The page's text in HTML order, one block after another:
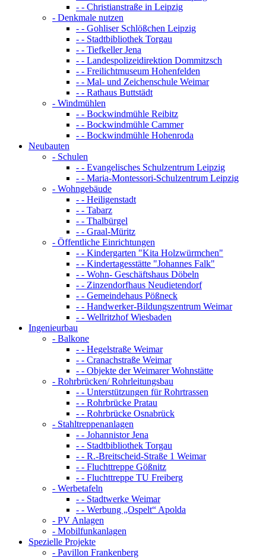
- - Christianstraße in Leipzig
- Denkmale nutzen
- - Gohliser Schlößchen Leipzig
- - Stadtbibliothek Torgau
- - Tiefkeller Jena
- - Landespolizeidirektion Dommitzsch
- - Freilichtmuseum Hohenfelden
- - Mal- und Zeichenschule Weimar
- - Rathaus Buttstädt
- Windmühlen
- - Bockwindmühle Reibitz
- - Bockwindmühle Cammer
- - Bockwindmühle Hohenroda
Neubauten
- Schulen
- - Evangelisches Schulzentrum Leipzig
- - Maria-Montessori-Schulzentrum Leipzig
- Wohngebäude
- - Heiligenstadt
- - Tabarz
- - Thalbürgel
- - Graal-Müritz
- Öffentliche Einrichtungen
- - Kindergarten "Kita Holzwürmchen"
- - Kindertagesstätte "Johannes Falk"
- - Wohn- Geschäftshaus Döbeln
- - Zinzendorfhaus Neudietendorf
- - Gemeindehaus Pößneck
- - Handwerker-Bildungszentrum Weimar
- - Wellritzhof Wiesbaden
Ingenieurbau
- Balkone
- - Hegelstraße Weimar
- - Cranachstraße Weimar
- - Objekte der Weimarer Wohnstätte
- Rohrbrücken/ Rohrleitungsbau
- - Unterstützungen für Rohrtrassen
- - Rohrbrücke Pratau
- - Rohrbrücke Osnabrück
- Stahltreppenanlagen
- - Johannistor Jena
- - Stadtbibliothek Torgau
- - R.-Breitscheid-Straße 1 Weimar
- - Fluchttreppe Gößnitz
- - Fluchttreppe TU Freiberg
- Werbetafeln
- - Stadtwerke Weimar
- - Werbung „Ospelt“ Apolda
- PV Anlagen
- Mobilfunkanlagen
Spezielle Projekte
- Pavillon Frankenberg